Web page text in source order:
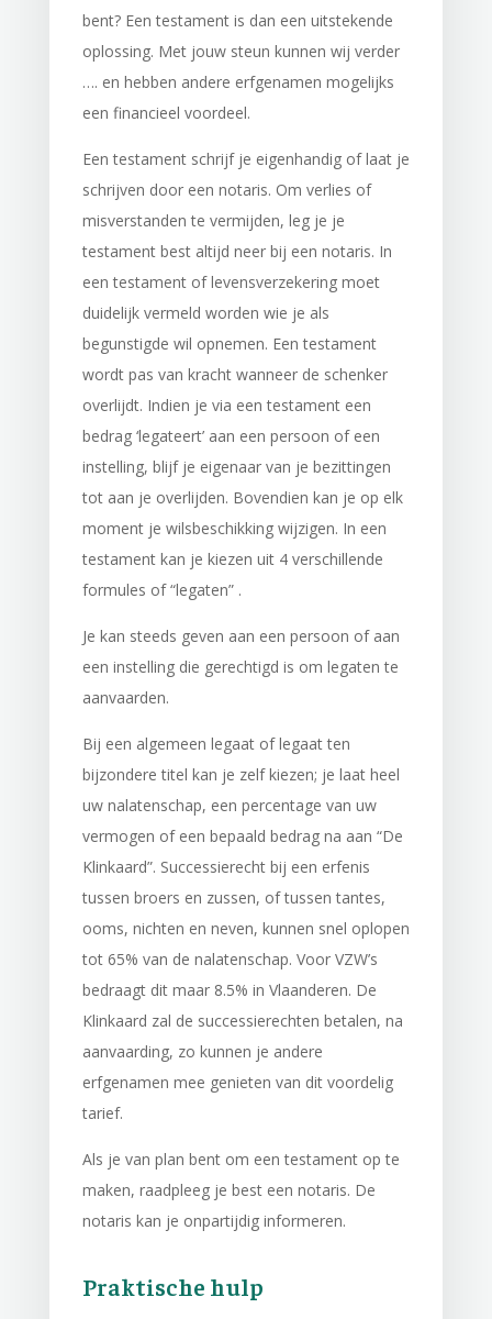
bent? Een testament is dan een uitstekende
oplossing. Met jouw steun kunnen wij verder
…. en hebben andere erfgenamen mogelijks
een financieel voordeel.
Een testament schrijf je eigenhandig of laat je
schrijven door een notaris. Om verlies of
misverstanden te vermijden, leg je je
testament best altijd neer bij een notaris. In
een testament of levensverzekering moet
duidelijk vermeld worden wie je als
begunstigde wil opnemen. Een testament
wordt pas van kracht wanneer de schenker
overlijdt. Indien je via een testament een
bedrag ‘legateert’ aan een persoon of een
instelling, blijf je eigenaar van je bezittingen
tot aan je overlijden. Bovendien kan je op elk
moment je wilsbeschikking wijzigen. In een
testament kan je kiezen uit 4 verschillende
formules of “legaten” .
Je kan steeds geven aan een persoon of aan
een instelling die gerechtigd is om legaten te
aanvaarden.
Bij een algemeen legaat of legaat ten
bijzondere titel kan je zelf kiezen; je laat heel
uw nalatenschap, een percentage van uw
vermogen of een bepaald bedrag na aan “De
Klinkaard”. Successierecht bij een erfenis
tussen broers en zussen, of tussen tantes,
ooms, nichten en neven, kunnen snel oplopen
tot 65% van de nalatenschap. Voor VZW’s
bedraagt dit maar 8.5% in Vlaanderen. De
Klinkaard zal de successierechten betalen, na
aanvaarding, zo kunnen je andere
erfgenamen mee genieten van dit voordelig
tarief.
Als je van plan bent om een testament op te
maken, raadpleeg je best een notaris. De
notaris kan je onpartijdig informeren.
Praktische hulp